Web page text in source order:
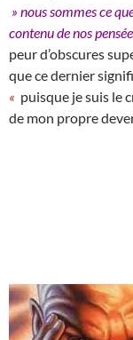
» nous sommes ce
contenu de nos
peur d’obscures
que ce dernier
« puisque je suis le
de mon propre